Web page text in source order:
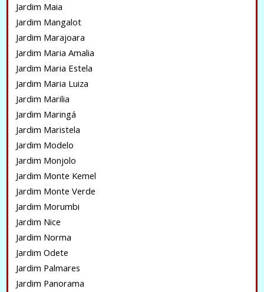
Jardim Maia
Jardim Mangalot
Jardim Marajoara
Jardim Maria Amalia
Jardim Maria Estela
Jardim Maria Luiza
Jardim Marilia
Jardim Maringá
Jardim Maristela
Jardim Modelo
Jardim Monjolo
Jardim Monte Kemel
Jardim Monte Verde
Jardim Morumbi
Jardim Nice
Jardim Norma
Jardim Odete
Jardim Palmares
Jardim Panorama